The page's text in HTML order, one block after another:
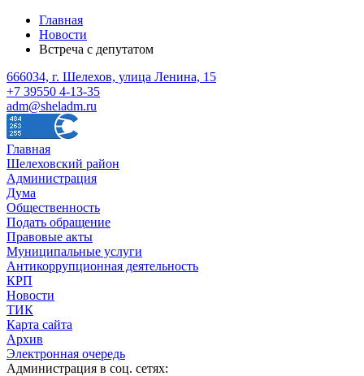
Главная
Новости
Встреча с депутатом
666034, г. Шелехов, улица Ленина, 15
+7 39550 4-13-35
adm@sheladm.ru
Главная
Шелеховский район
Администрация
Дума
Общественность
Подать обращение
Правовые акты
Муниципальные услуги
Антикоррупционная деятельность
КРП
Новости
ТИК
Карта сайта
Архив
Электронная очередь
Администрация в соц. сетях: